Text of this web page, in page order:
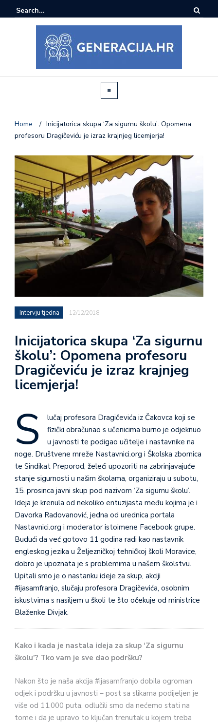
Home / Inicijatorica skupa ‘Za sigurnu školu’: Opomena
profesoru Dragičeviću je izraz krajnjeg licemjerja!
Intervju tjedna 12/12/2018
Inicijatorica skupa ‘Za sigurnu
školu’: Opomena profesoru
Dragičeviću je izraz krajnjeg
licemjerja!
S
lučaj profesora Dragičevića iz Čakovca koji se
fizički obračunao s učenicima burno je odjeknuo
u javnosti te podigao učitelje i nastavnike na
noge. Društvene mreže Nastavnici.org i Školska zbornica
te Sindikat Preporod, želeći upozoriti na zabrinjavajuće
stanje sigurnosti u našim školama, organiziraju u subotu,
15. prosinca javni skup pod nazivom ‘Za sigurnu školu’.
Ideja je krenula od nekoliko entuzijasta među kojima je i
Davorka Radovanović, jedna od urednica portala
Nastavnici.org i moderator istoimene Facebook grupe.
Budući da već gotovo 11 godina radi kao nastavnik
engleskog jezika u Željezničkoj tehničkoj školi Moravice,
dobro je upoznata je s problemima u našem školstvu.
Upitali smo je o nastanku ideje za skup, akciji
#ijasamfranjo, slučaju profesora Dragičevića, osobnim
iskustvima s nasiljem u školi te što očekuje od ministrice
Blaženke Divjak.
Kako i kada je nastala ideja za skup ‘Za sigurnu
školu’? Tko vam je sve dao podršku?
Nakon što je naša akcija #ijasamfranjo dobila ogroman
odjek i podršku u javnosti – post sa slikama podijeljen je
više od 11.000 puta, odlučili smo da nećemo stati na
tome i da je upravo to ključan trenutak u kojem treba